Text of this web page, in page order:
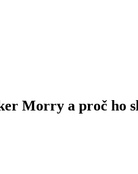
Morry a proč ho